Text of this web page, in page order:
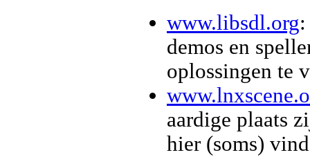
www.libsdl.org
demos en
oplossingen te
aardige plaats
hier (soms)